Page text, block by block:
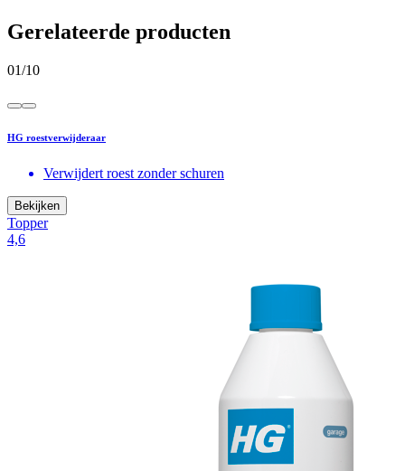
Gerelateerde producten
01/10
HG roestverwijderaar
Verwijdert roest zonder schuren
Bekijken
Topper
4,6